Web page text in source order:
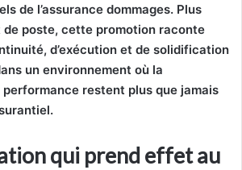
de l’assurance dommages. Plus
de poste, cette promotion raconte
d’exécution et de solidification
un environnement où la
restent plus que jamais
qui prend effet au